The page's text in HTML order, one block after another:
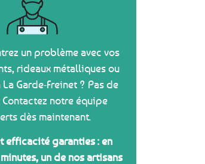
un problème avec vos
rideaux métalliques ou
Garde-Freinet ? Pas de
notre équipe
dès maintenant.
efficacité garanties : en
un de nos artisans